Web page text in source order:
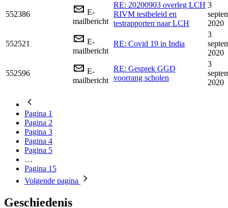
552386
E-
mailbericht
RE: 20200903 overleg LCH
RIVM testbeleid en
testrapporten naar LCH
3
2020
552521
E-
mailbericht
RE: Covid 19 in India
3
2020
552596
E-
mailbericht
RE: Gesprek GGD
voorrang scholen
3
2020
Pagina 1
Pagina 2
Pagina 3
Pagina 4
Pagina 5
…
Pagina 15
Volgende pagina
Geschiedenis